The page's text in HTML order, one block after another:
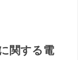
関する電